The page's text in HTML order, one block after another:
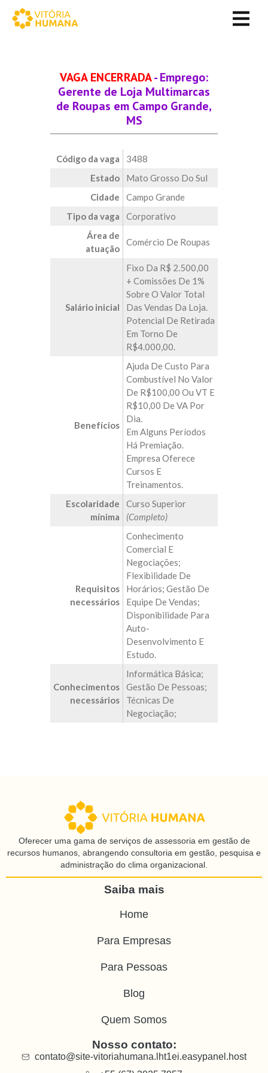
VAGA ENCERRADA- Emprego:
Gerente de Loja Multimarcas
de Roupas em Campo Grande,
MS
Código da vaga
3488
Estado
Mato Grosso Do Sul
Cidade
Campo Grande
Tipo da vaga
Corporativo
Área de
atuação
Comércio De Roupas
Salário inicial
Fixo Da R$ 2.500,00
+ Comissões De 1%
Sobre O Valor Total
Das Vendas Da Loja.
Potencial De Retirada
Em Torno De
R$4.000,00.
Benefícios
Ajuda De Custo Para
Combustível No Valor
De R$100,00 Ou VT E
R$10,00 De VA Por
Dia.
Em Alguns Períodos
Há Premiação.
Empresa Oferece
Cursos E
Treinamentos.
Escolaridade
mínima
Curso Superior
(Completo)
Requisitos
necessários
Conhecimento
Comercial E
Negociações;
Flexibilidade De
Horários; Gestão De
Equipe De Vendas;
Disponibilidade Para
Auto-
Desenvolvimento E
Estudo.
Conhecimentos
necessários
Informática Básica;
Gestão De Pessoas;
Técnicas De
Negociação;
Oferecer uma gama de serviços de assessoria em gestão de
recursos humanos, abrangendo consultoria em gestão, pesquisa e
administração do clima organizacional.
Saiba mais
Home
Para Empresas
Para Pessoas
Blog
Quem Somos
Nosso contato:
contato@site-vitoriahumana.lht1ei.easypanel.host